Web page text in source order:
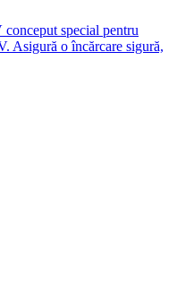
special pentru
Asigură o încărcare sigură,